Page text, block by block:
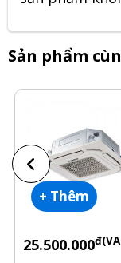
Sản phẩm
+ Thêm
25.500.000